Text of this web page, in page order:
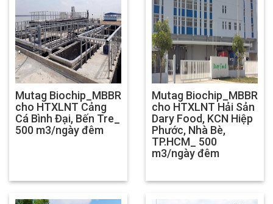
Mutag Biochip_MBBR
cho HTXLNT Cảng
Cá Bình Đại, Bến Tre_
500 m3/ngày đêm
Mutag Biochip_MBBR
cho HTXLNT Hải Sản
Dary Food, KCN Hiệp
Phước, Nhà Bè,
TP.HCM_ 500
m3/ngày đêm